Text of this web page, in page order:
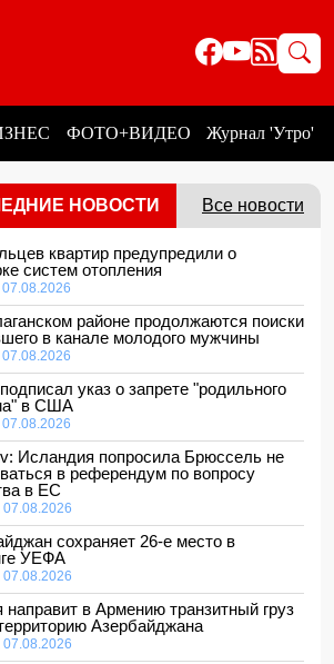
ФОТО+ВИДЕО Журнал 'Утро'
НОВОСТИ Все новости
квартир предупредили о
систем отопления
07.08.2026
районе продолжаются поиски
в канале молодого мужчины
07.08.2026
указ о запрете "родильного
в США
07.08.2026
Исландия попросила Брюссель не
в референдум по вопросу
в ЕС
07.08.2026
сохраняет 26-е место в
УЕФА
07.08.2026
направит в Армению транзитный груз
Азербайджана
07.08.2026